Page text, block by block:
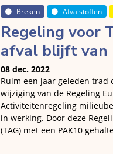
Breken Afvalstoffen
Regeling voor
afval blijft van
08 dec. 2022
Ruim een jaar geleden trad
wijziging van de Regeling
Activiteitenregeling
in werking. Door deze
(TAG) met een PAK10